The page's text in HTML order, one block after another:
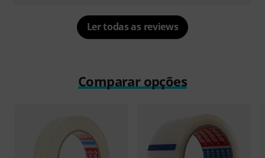
Ler todas as reviews
Comparar opções